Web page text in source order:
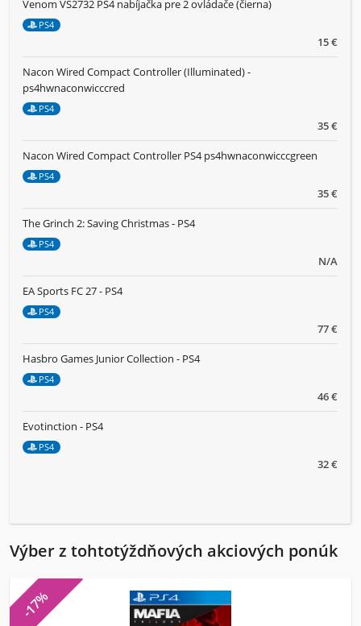
15 €
Venom VS2732 PS4 nabíjačka pre 2 ovládače (čierna)
PS4
35 €
Nacon Wired Compact Controller (Illuminated) -
ps4hwnaconwicccred
PS4
35 €
Nacon Wired Compact Controller PS4 ps4hwnaconwicccgreen
PS4
N/A
The Grinch 2: Saving Christmas - PS4
PS4
77 €
EA Sports FC 27 - PS4
PS4
46 €
Hasbro Games Junior Collection - PS4
PS4
32 €
Evotinction - PS4
PS4
Výber z tohtotýždňových akciových ponúk
-17%